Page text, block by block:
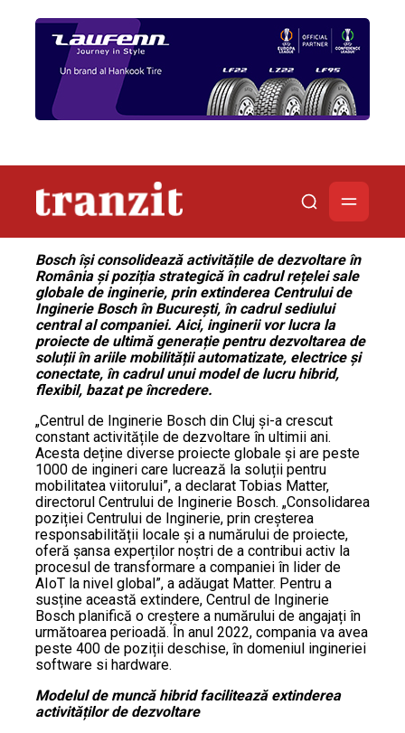
Bosch își consolidează activitățile de dezvoltare în
România și poziția strategică în cadrul rețelei sale
globale de inginerie, prin extinderea Centrului de
Inginerie Bosch în București, în cadrul sediului
central al companiei. Aici, inginerii vor lucra la
proiecte de ultimă generație pentru dezvoltarea de
soluții în ariile mobilității automatizate, electrice și
conectate, în cadrul unui model de lucru hibrid,
flexibil, bazat pe încredere.
„Centrul de Inginerie Bosch din Cluj și-a crescut
constant activitățile de dezvoltare în ultimii ani.
Acesta deține diverse proiecte globale și are peste
1000 de ingineri care lucrează la soluții pentru
mobilitatea viitorului”, a declarat Tobias Matter,
directorul Centrului de Inginerie Bosch. „Consolidarea
poziției Centrului de Inginerie, prin creșterea
responsabilității locale și a numărului de proiecte,
oferă șansa experților noștri de a contribui activ la
procesul de transformare a companiei în lider de
AIoT la nivel global”, a adăugat Matter. Pentru a
susține această extindere, Centrul de Inginerie
Bosch planifică o creștere a numărului de angajați în
următoarea perioadă. În anul 2022, compania va avea
peste 400 de poziții deschise, în domeniul ingineriei
software si hardware.
Modelul de muncă hibrid facilitează extinderea
activităților de dezvoltare